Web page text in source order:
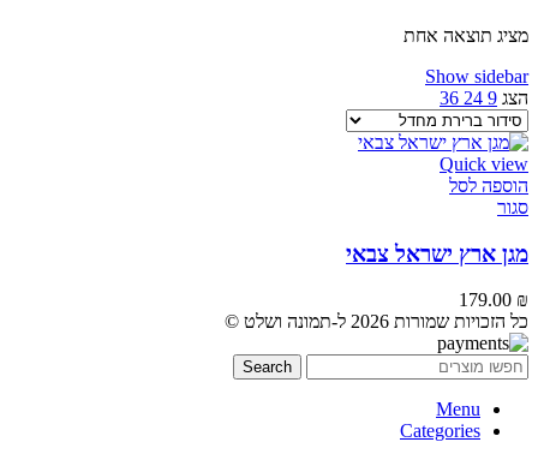
מציג תוצאה אחת
Show sidebar
הצג 9
24
36
Quick view
הוספה לסל
סגור
מגן ארץ ישראל צבאי
179.00 ₪
כל הזכויות שמורות 2026 ל-תמונה ושלט ©
Search
Menu
Categories